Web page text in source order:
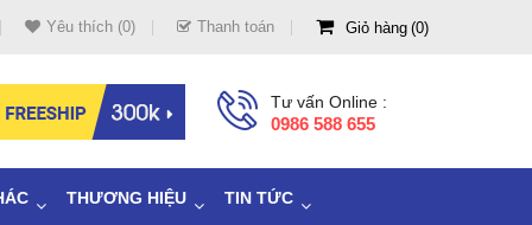
Yêu thích (0) Thanh toán Giỏ hàng 0
Tư vấn Online :
0986 588 655
THƯƠNG HIỆU TIN TỨC